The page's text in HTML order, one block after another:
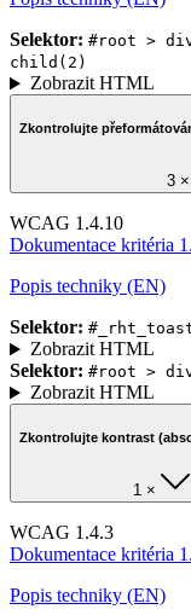
Selektor: #root >
child(2)
Zobrazit HTML
Zkontrolujte
3 ×
WCAG 1.4.10
Dokumentace kritéria
Popis techniky (EN)
Selektor:
Zobrazit HTML
Selektor: #root >
Zobrazit HTML
Zkontrolujte kontrast
1 ×
WCAG 1.4.3
Dokumentace kritéria
Popis techniky (EN)